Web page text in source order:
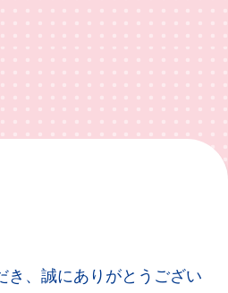
き、誠にありがとうござい